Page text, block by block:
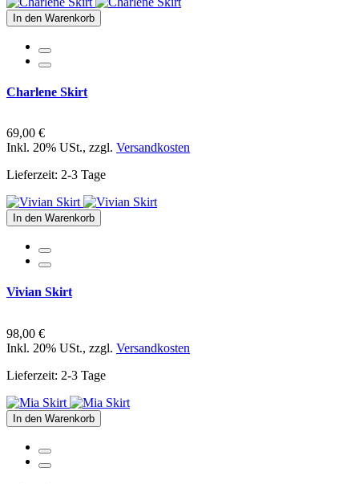
In den Warenkorb
Charlene Skirt
69,00 €
Inkl. 20% USt., zzgl. Versandkosten
Lieferzeit: 2-3 Tage
In den Warenkorb
Vivian Skirt
98,00 €
Inkl. 20% USt., zzgl. Versandkosten
Lieferzeit: 2-3 Tage
In den Warenkorb